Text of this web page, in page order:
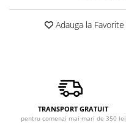
Adauga la Favorite
TRANSPORT GRATUIT
pentru comenzi mai mari de 350 lei